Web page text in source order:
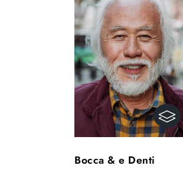
Bocca & e Denti